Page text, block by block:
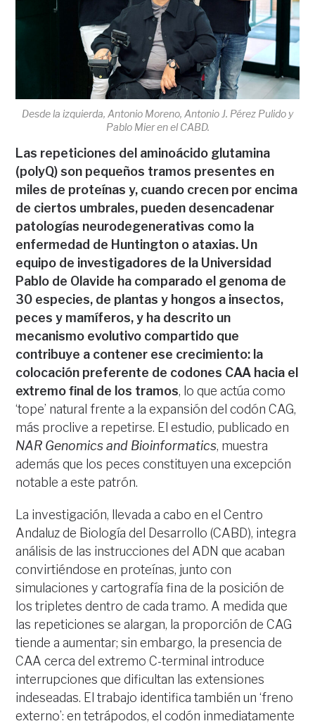
Desde la izquierda, Antonio Moreno, Antonio J. Pérez Pulido y
Pablo Mier en el CABD.
Las repeticiones del aminoácido glutamina
(polyQ) son pequeños tramos presentes en
miles de proteínas y, cuando crecen por encima
de ciertos umbrales, pueden desencadenar
patologías neurodegenerativas como la
enfermedad de Huntington o ataxias. Un
equipo de investigadores de la Universidad
Pablo de Olavide ha comparado el genoma de
30 especies, de plantas y hongos a insectos,
peces y mamíferos, y ha descrito un
mecanismo evolutivo compartido que
contribuye a contener ese crecimiento: la
colocación preferente de codones CAA hacia el
extremo final de los tramos, lo que actúa como
‘tope’ natural frente a la expansión del codón CAG,
más proclive a repetirse. El estudio, publicado en
NAR Genomics and Bioinformatics, muestra
además que los peces constituyen una excepción
notable a este patrón.
La investigación, llevada a cabo en el Centro
Andaluz de Biología del Desarrollo (CABD), integra
análisis de las instrucciones del ADN que acaban
convirtiéndose en proteínas, junto con
simulaciones y cartografía fina de la posición de
los tripletes dentro de cada tramo. A medida que
las repeticiones se alargan, la proporción de CAG
tiende a aumentar; sin embargo, la presencia de
CAA cerca del extremo C-terminal introduce
interrupciones que dificultan las extensiones
indeseadas. El trabajo identifica también un ‘freno
externo’: en tetrápodos, el codón inmediatamente